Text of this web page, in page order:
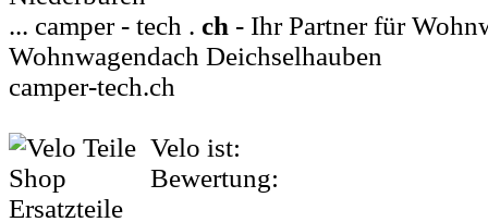
... camper - tech . ch - Ihr Partner für
Wohnwagendach Deichselhauben
camper-tech.ch
Velo ist:
Bewertung: